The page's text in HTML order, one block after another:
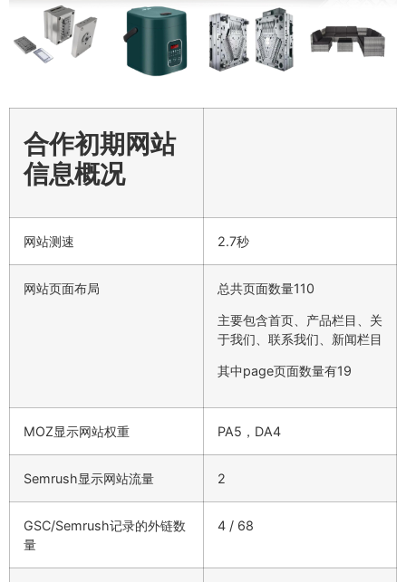
合作初期网站
信息概况
网站测速 2.7秒
网站页面布局 总共页面数量110
主要包含首页、产品栏目、关
于我们、联系我们、新闻栏目
其中page页面数量有19
MOZ显示网站权重 PA5，DA4
Semrush显示网站流量 2
GSC/Semrush记录的外链数
量
4 / 68